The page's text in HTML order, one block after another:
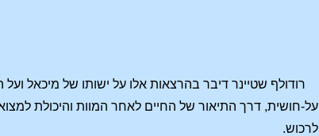
רודולף שטיינר דיבר בהרצאות אלו על ישותו של מיכאל
על-חושית, דרך התיאור של החיים לאחר המוות והיכולת
לרכוש.